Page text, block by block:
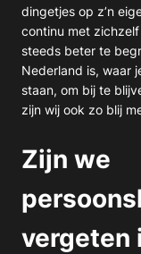
dingetjes op z’n
continu met
steeds beter te
Nederland is, waar
staan, om bij te
zijn wij ook zo blij
Zijn we
vergeten